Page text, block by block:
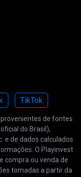
TikTok
de fontes
do Brasil),
e de dados calculados
O Playinvest
compra ou venda de
tomadas a partir da